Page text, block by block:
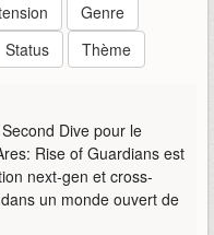
Genre
Status Thème
Dive pour le
Rise of Guardians est
next-gen et cross-
un monde ouvert de